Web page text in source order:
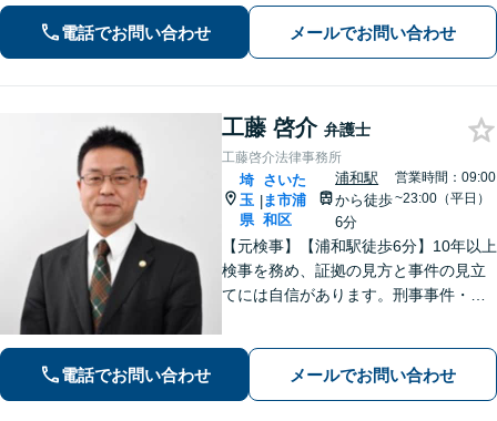
電話でお問い合わせ メールでお問い合わせ
工藤 啓介 弁護士
工藤啓介法律事務所
埼
玉
県
|
さいた
ま市浦
和区
浦和駅
から徒歩
6分
営業時間：09:00
~23:00（平日）
【元検事】【浦和駅徒歩6分】10年以上
検事を務め、証拠の見方と事件の見立
てには自信があります。刑事事件・離
わせ下さい。
電話でお問い合わせ メールでお問い合わせ